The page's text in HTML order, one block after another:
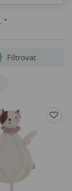
Filtrovat